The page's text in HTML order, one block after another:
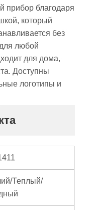
прибор благодаря
который
без
любой
для дома,
Доступны
логотипы и
Теплый/